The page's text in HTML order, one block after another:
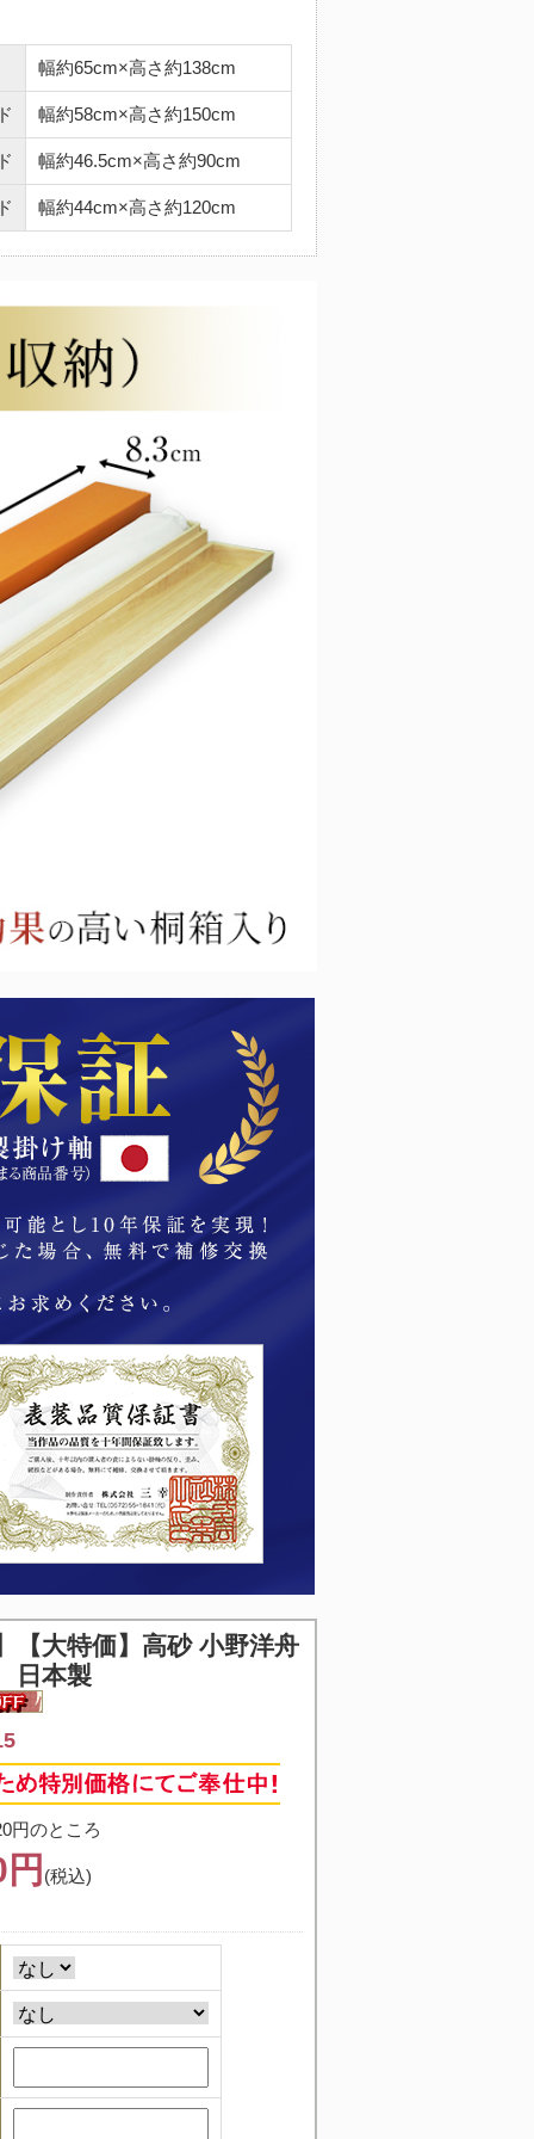
幅約65cm×高さ約138cm
幅約58cm×高さ約150cm
幅約46.5cm×高さ約90cm
幅約44cm×高さ約120cm
【大特価】高砂 小野洋舟
日本製
円のところ
(税込)